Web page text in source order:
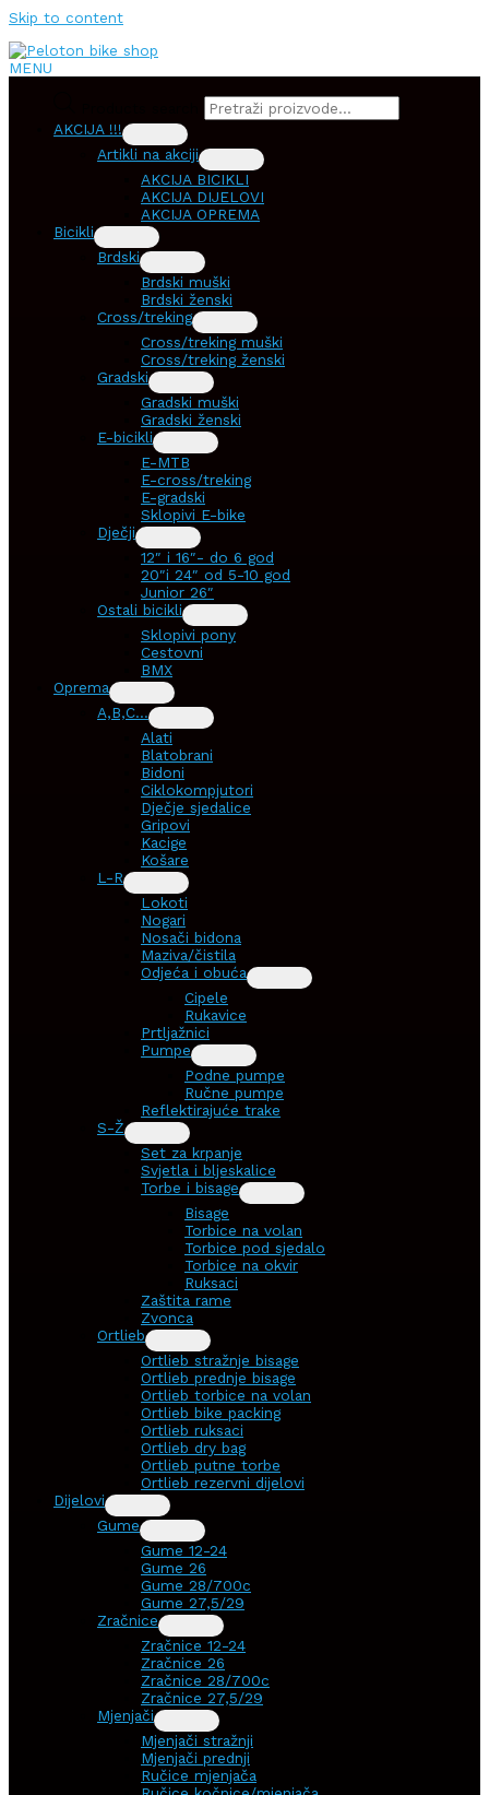
Skip to content
MENU
AKCIJA !!!
Artikli na akciji
AKCIJA BICIKLI
AKCIJA DIJELOVI
AKCIJA OPREMA
Bicikli
Brdski
Brdski muški
Brdski ženski
Cross/treking
Cross/treking muški
Cross/treking ženski
Gradski
Gradski muški
Gradski ženski
E-bicikli
E-MTB
E-cross/treking
E-gradski
Sklopivi E-bike
Dječji
12″ i 16″- do 6 god
20″i 24″ od 5-10 god
Junior 26″
Ostali bicikli
Sklopivi pony
Cestovni
BMX
Oprema
A,B,C…
Alati
Blatobrani
Bidoni
Ciklokompjutori
Dječje sjedalice
Gripovi
Kacige
Košare
L-R
Lokoti
Nogari
Nosači bidona
Maziva/čistila
Odjeća i obuća
Cipele
Rukavice
Prtljažnici
Pumpe
Podne pumpe
Ručne pumpe
Reflektirajuće trake
S-Ž
Set za krpanje
Svjetla i bljeskalice
Torbe i bisage
Bisage
Torbice na volan
Torbice pod sjedalo
Torbice na okvir
Ruksaci
Zaštita rame
Zvonca
Ortlieb
Ortlieb stražnje bisage
Ortlieb prednje bisage
Ortlieb torbice na volan
Ortlieb bike packing
Ortlieb ruksaci
Ortlieb dry bag
Ortlieb putne torbe
Ortlieb rezervni dijelovi
Dijelovi
Gume
Gume 12-24
Gume 26
Gume 28/700c
Gume 27,5/29
Zračnice
Zračnice 12-24
Zračnice 26
Zračnice 28/700c
Zračnice 27,5/29
Mjenjači
Mjenjači stražnji
Mjenjači prednji
Ručice mjenjača